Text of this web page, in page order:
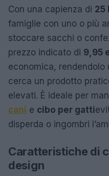
Con una capienza di 25
famiglie con uno o più
stoccare sacchi o
prezzo indicato di 9,95
economica,
cerca un prodotto
elevati. È ideale per
cani e cibo per gatti
disperda o ingombri
Caratteristiche di
design